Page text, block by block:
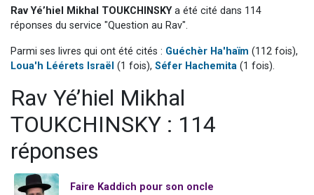
Il reste 49 places pour étudier en groupe sur Zoom
12 nouvelles musiques dans Torah-Box Music
Rav Yé’hiel Mikhal TOUKCHINSKY a été cité dans 114
réponses du service "Question au Rav".
Parmi ses livres qui ont été cités : Guéchèr Ha'haïm (112 fois),
Loua'h Léérets Israël (1 fois), Séfer Hachemita (1 fois).
Rav Yé’hiel Mikhal
TOUKCHINSKY : 114
réponses
Faire Kaddich pour son oncle